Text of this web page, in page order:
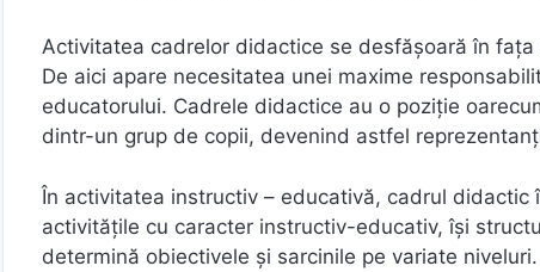
Activitatea cadrelor didactice se desfăşoară în
De aici apare necesitatea unei maxime
educatorului. Cadrele didactice au o poziţie
dintr-un grup de copii, devenind astfel
În activitatea instructiv – educativă, cadrul
activităţile cu caracter instructiv-educativ, îşi
determină obiectivele şi sarcinile pe variate